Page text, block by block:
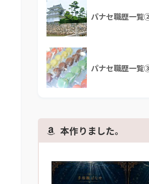
パナセ職歴一覧
パナセ職歴一覧
本作りました。